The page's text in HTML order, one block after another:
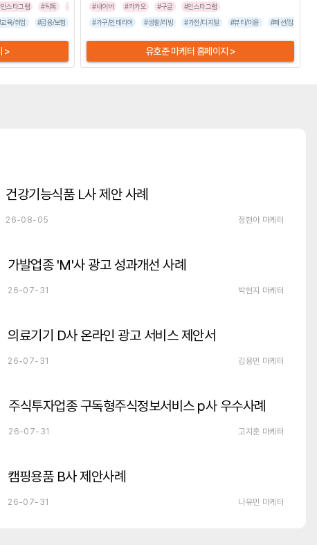
포츠/레저 #식품/음료 #엔터테인먼트 #여행/숙박 #유통/쇼핑몰 #인터넷/통신 #자동차
스타그램 #틱톡
#트위터
육/취업 #금융/보험 #이벤트/행사 #가전/디지털 #부동산/건설 #뷰티/미용 #기업서비스
>
#네이버 #카카오 #구글
#인스타그램
#가구/인테리어
#생활/리빙 #가전/디지털 #뷰티/미용 #패션/잡화
유호준 마케터 홈페이지 >
건강기능식품 L사 제안 사례
26-08-05 정현아 마케터
가발업종 'M'사 광고 성과개선 사례
26-07-31 박현지 마케터
의료기기 D사 온라인 광고 서비스 제안서
26-07-31 김용민 마케터
주식투자업종 구독형주식정보서비스 p사 우수사례
26-07-31 고지훈 마케터
캠핑용품 B사 제안사례
26-07-31 나유민 마케터